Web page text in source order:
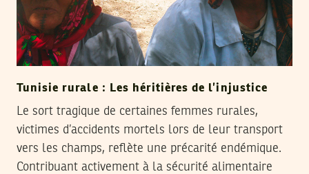
Tunisie rurale : Les héritières de l’injustice
Le sort tragique de certaines femmes rurales,
victimes d’accidents mortels lors de leur transport
vers les champs, reflète une précarité endémique.
Contribuant activement à la sécurité alimentaire